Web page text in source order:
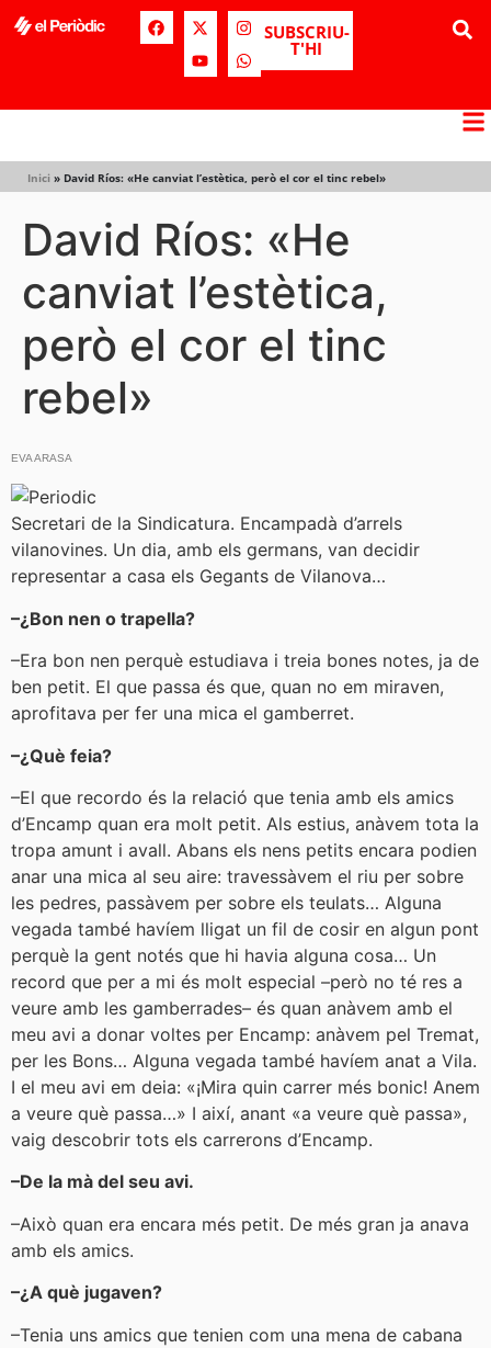
SUBSCRIU-
T'HI
Inici » David Ríos: «He canviat l’estètica, però el cor el tinc rebel»
David Ríos: «He
canviat l’estètica,
però el cor el tinc
rebel»
EVA ARASA
Secretari de la Sindicatura. Encampadà d’arrels
vilanovines. Un dia, amb els germans, van decidir
representar a casa els Gegants de Vilanova…
–¿Bon nen o trapella?
–Era bon nen perquè estudiava i treia bones notes, ja de
ben petit. El que passa és que, quan no em miraven,
aprofitava per fer una mica el gamberret.
–¿Què feia?
–El que recordo és la relació que tenia amb els amics
d’Encamp quan era molt petit. Als estius, anàvem tota la
tropa amunt i avall. Abans els nens petits encara podien
anar una mica al seu aire: travessàvem el riu per sobre
les pedres, passàvem per sobre els teulats… Alguna
vegada també havíem lligat un fil de cosir en algun pont
perquè la gent notés que hi havia alguna cosa… Un
record que per a mi és molt especial –però no té res a
veure amb les gamberrades– és quan anàvem amb el
meu avi a donar voltes per Encamp: anàvem pel Tremat,
per les Bons… Alguna vegada també havíem anat a Vila.
I el meu avi em deia: «¡Mira quin carrer més bonic! Anem
a veure què passa…» I així, anant «a veure què passa»,
vaig descobrir tots els carrerons d’Encamp.
–De la mà del seu avi.
–Això quan era encara més petit. De més gran ja anava
amb els amics.
–¿A què jugaven?
–Tenia uns amics que tenien com una mena de cabana